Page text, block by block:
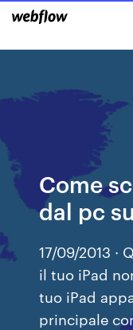
Come
dal pc
17/09/2013 ·
il tuo iPad
tuo iPad
principale